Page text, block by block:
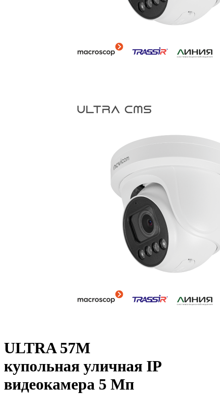
ULTRA 57M
купольная уличная IP
видеокамера 5 Мп